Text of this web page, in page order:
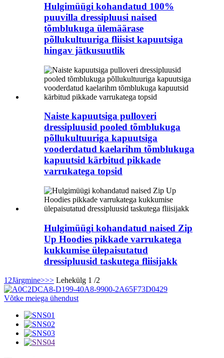
Hulgimüügi kohandatud 100%
puuvilla dressipluusi naised
tõmblukuga ülemäärase
põllukultuuriga fliisist kapuutsiga
hingav jätkusuutlik
Naiste kapuutsiga pulloveri
dressipluusid pooled tõmblukuga
põllukultuuriga kapuutsiga
vooderdatud kaelarihm tõmblukuga
kapuutsid kärbitud pikkade
varrukatega topsid
Hulgimüügi kohandatud naised Zip
Up Hoodies pikkade varrukatega
kukkumise ülepaisutatud
dressipluusid taskutega fliisijakk
12Järgmine>>> Lehekülg 1 /2
Võtke meiega ühendust